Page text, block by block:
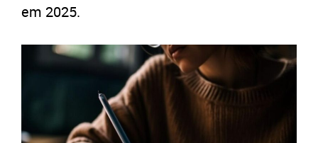
em 2025.